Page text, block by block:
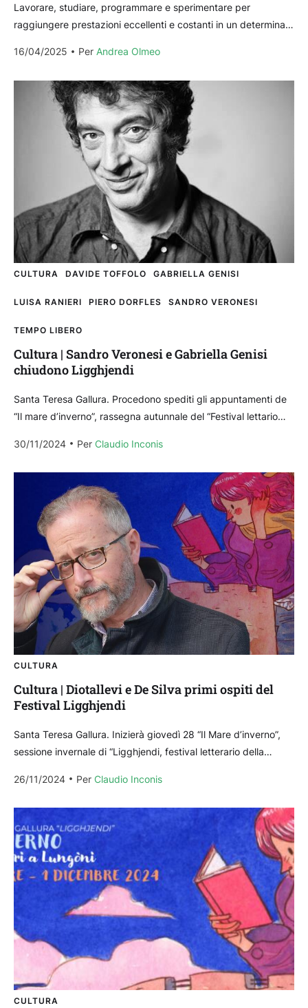
Lavorare, studiare, programmare e sperimentare per
raggiungere prestazioni eccellenti e costanti in un determinato
personale. Un livello elevato...
16/04/2025 Per Andrea Olmeo
CULTURA DAVIDE TOFFOLO GABRIELLA GENISI
LUISA RANIERI PIERO DORFLES SANDRO VERONESI
TEMPO LIBERO
Cultura | Sandro Veronesi e Gabriella Genisi
chiudono Ligghjendi
Santa Teresa Gallura. Procedono spediti gli appuntamenti de
“Il mare d’inverno”, rassegna autunnale del “Festival lettario
proponendo incontri...
30/11/2024 Per Claudio Inconis
CULTURA
Cultura | Diotallevi e De Silva primi ospiti del
Festival Ligghjendi
Santa Teresa Gallura. Inizierà giovedì 28 “Il Mare d’inverno”,
sessione invernale di “Ligghjendi, festival letterario della
26/11/2024
Per Claudio Inconis
CULTURA